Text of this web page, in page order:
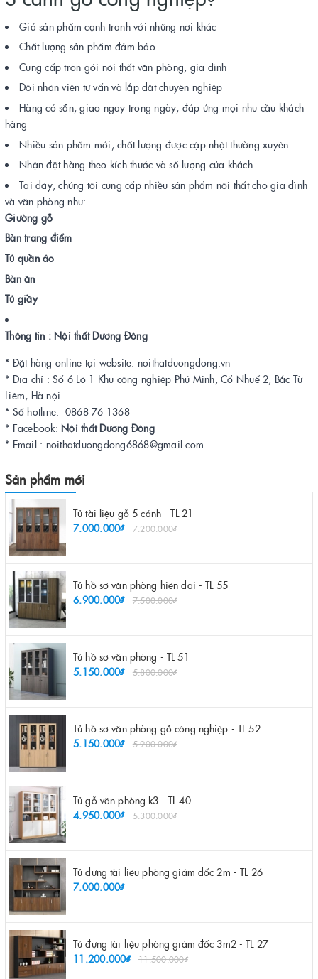
Giá sản phẩm cạnh tranh với những nơi khác
Chất lượng sản phẩm đảm bảo
Cung cấp trọn gói nội thất văn phòng, gia đình
Đội nhân viên tư vấn và lắp đặt chuyên nghiệp
Hàng có sẵn, giao ngay trong ngày, đáp ứng mọi nhu cầu khách
hàng
Nhiều sản phẩm mới, chất lượng được cập nhật thường xuyên
Nhận đặt hàng theo kích thước và số lượng của khách
Tại đây, chúng tôi cung cấp nhiều sản phẩm nội thất cho gia đình
và văn phòng như:
Giường gỗ
Bàn trang điểm
Tủ quần áo
Bàn ăn
Tủ giầy
Thông tin : Nội thất Dương Đông
* Đặt hàng online tại website: noithatduongdong.vn
* Địa chỉ : Số 6 Lô 1 Khu công nghiệp Phú Minh, Cổ Nhuế 2, Bắc Từ
Liêm, Hà nội
* Số hotline: 0868 76 1368
* Facebook: Nội thất Dương Đông
* Email : noithatduongdong6868@gmail.com
Sản phẩm mới
Tủ tài liệu gỗ 5 cánh - TL 21
7.000.000₫
7.200.000₫
Tủ hồ sơ văn phòng hiện đại - TL 55
6.900.000₫
7.500.000₫
Tủ hồ sơ văn phòng - TL 51
5.150.000₫
5.800.000₫
Tủ hồ sơ văn phòng gỗ công nghiệp - TL 52
5.150.000₫
5.900.000₫
Tủ gỗ văn phòng k3 - TL 40
4.950.000₫
5.300.000₫
Tủ đựng tài liệu phòng giám đốc 2m - TL 26
7.000.000₫
Tủ đựng tài liệu phòng giám đốc 3m2 - TL 27
11.200.000₫
11.500.000₫